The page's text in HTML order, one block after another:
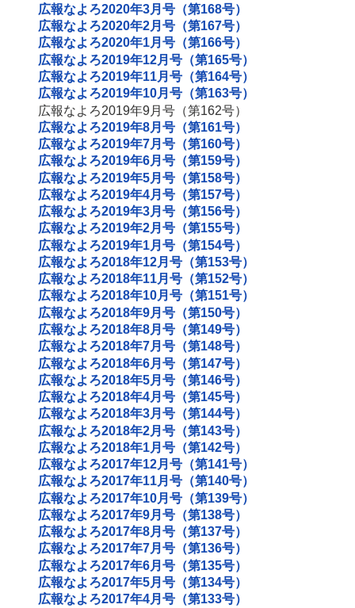
広報なよろ2020年3月号（第168号）
広報なよろ2020年2月号（第167号）
広報なよろ2020年1月号（第166号）
広報なよろ2019年12月号（第165号）
広報なよろ2019年11月号（第164号）
広報なよろ2019年10月号（第163号）
広報なよろ2019年9月号（第162号）
広報なよろ2019年8月号（第161号）
広報なよろ2019年7月号（第160号）
広報なよろ2019年6月号（第159号）
広報なよろ2019年5月号（第158号）
広報なよろ2019年4月号（第157号）
広報なよろ2019年3月号（第156号）
広報なよろ2019年2月号（第155号）
広報なよろ2019年1月号（第154号）
広報なよろ2018年12月号（第153号）
広報なよろ2018年11月号（第152号）
広報なよろ2018年10月号（第151号）
広報なよろ2018年9月号（第150号）
広報なよろ2018年8月号（第149号）
広報なよろ2018年7月号（第148号）
広報なよろ2018年6月号（第147号）
広報なよろ2018年5月号（第146号）
広報なよろ2018年4月号（第145号）
広報なよろ2018年3月号（第144号）
広報なよろ2018年2月号（第143号）
広報なよろ2018年1月号（第142号）
広報なよろ2017年12月号（第141号）
広報なよろ2017年11月号（第140号）
広報なよろ2017年10月号（第139号）
広報なよろ2017年9月号（第138号）
広報なよろ2017年8月号（第137号）
広報なよろ2017年7月号（第136号）
広報なよろ2017年6月号（第135号）
広報なよろ2017年5月号（第134号）
広報なよろ2017年4月号（第133号）